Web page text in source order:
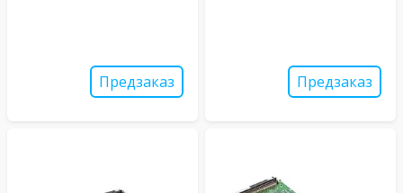
Предзаказ Предзаказ